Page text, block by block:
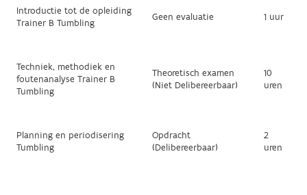
Introductie tot de opleiding
Trainer B Tumbling
Geen evaluatie 1 uur
Techniek, methodiek en
foutenanalyse Trainer B
Tumbling
Theoretisch examen
(Niet Delibereerbaar)
10
uren
Planning en periodisering
Tumbling
Opdracht
(Delibereerbaar)
2
uren